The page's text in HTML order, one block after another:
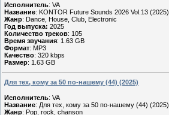
Исполнитель: VA
Название: KONTOR Future Sounds 2026 Vol.13 (2025)
Жанр: Dance, House, Club, Electronic
Год выпуска: 2025
Количество треков: 105
Время звучания: 1.63 GB
Формат: MP3
Качество: 320 kbps
Размер: 1.63 GB
Для тех, кому за 50 по-нашему (44) (2025)
Исполнитель: VA
Название: Для тех, кому за 50 по-нашему (44) (2025)
Жанр: Pop, rock, chanson